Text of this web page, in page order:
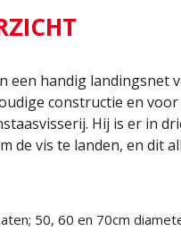
een handig landingsnet
constructie en
Hij is er in
de vis te landen, en dit
50, 60 en 70cm